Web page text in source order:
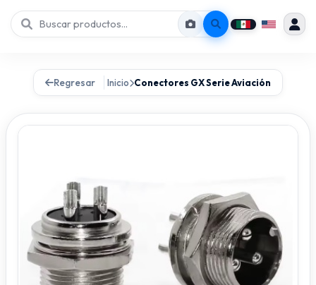
Regresar Inicio Conectores GX Serie Aviación